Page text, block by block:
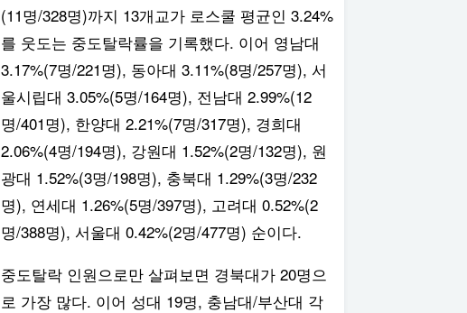
(11명/328명)까지 13개교가 로스쿨 평균인 3.24%
를 웃도는 중도탈락률을 기록했다. 이어 영남대
3.17%(7명/221명), 동아대 3.11%(8명/257명), 서
울시립대 3.05%(5명/164명), 전남대 2.99%(12
명/401명), 한양대 2.21%(7명/317명), 경희대
2.06%(4명/194명), 강원대 1.52%(2명/132명), 원
광대 1.52%(3명/198명), 충북대 1.29%(3명/232
명), 연세대 1.26%(5명/397명), 고려대 0.52%(2
명/388명), 서울대 0.42%(2명/477명) 순이다.
중도탈락 인원으로만 살펴보면 경북대가 20명으
로 가장 많다. 이어 성대 19명, 충남대/부산대 각